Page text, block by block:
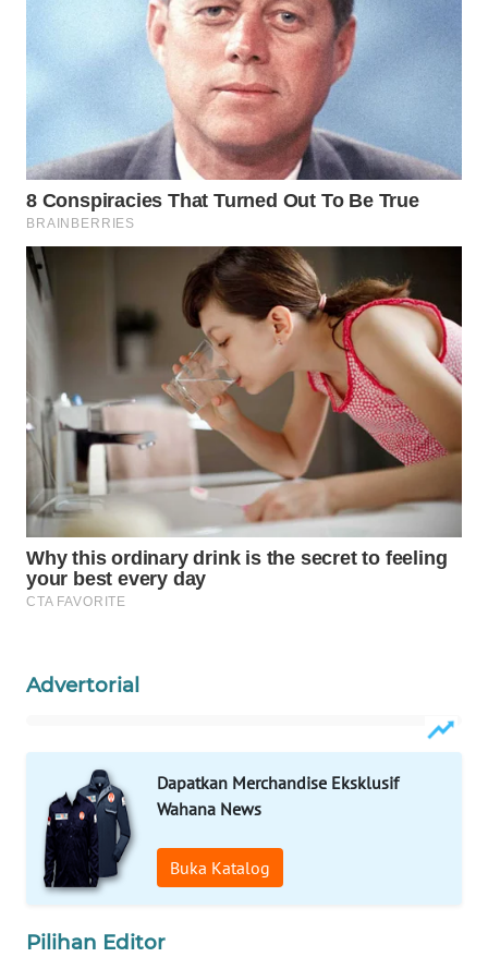
Advertorial
Dapatkan Merchandise Eksklusif
Wahana News
Buka Katalog
Pilihan Editor
WAHANA
TV
WAHANANEWS
WAHANANEWS
NET
WAHANA
SPORT
WAHANA
WAHANA
WAHANA
PERSONA
WAHANA
OTOMOTIF
HEALTH